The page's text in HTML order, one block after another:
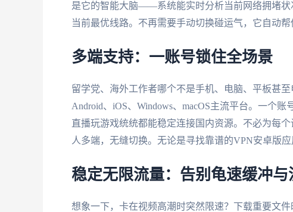
是它的智能大脑——系统能实时分析当前网络拥堵
当前最优线路。不再需要手动切换碰运气，它自动帮
多端支持：一账号锁住全场景
留学党、海外工作者哪个不是手机、电脑、平板甚至
Android、iOS、Windows、macOS主流平台。一个
直播玩游戏统统都能稳定连接国内资源。不必为每
人多端，无缝切换。无论是寻找靠谱的VPN安卓版
稳定无限流量：告别龟速缓冲与
想象一下，卡在视频高潮时突然限速？下载重要文件